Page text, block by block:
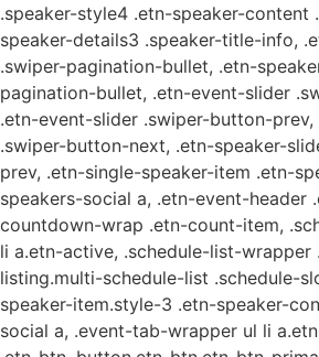
.speaker-style4 .etn-speaker-content
speaker-details3 .speaker-title-info,
.swiper-pagination-bullet, .etn-
pagination-bullet, .etn-event-slider
.etn-event-slider .swiper-button-
.swiper-button-next, .etn-speaker-
prev, .etn-single-speaker-item .etn-
speakers-social a, .etn-event-header
countdown-wrap .etn-count-item,
li a.etn-active, .schedule-list-wrapper
listing.multi-schedule-list .schedule-
speaker-item.style-3 .etn-speaker-
social a, .event-tab-wrapper ul li